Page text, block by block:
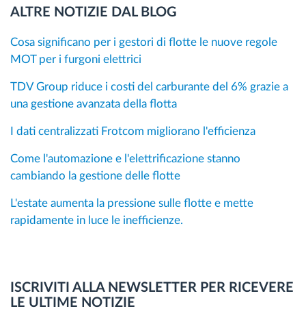
ALTRE NOTIZIE DAL BLOG
Cosa significano per i gestori di flotte le nuove regole
MOT per i furgoni elettrici
TDV Group riduce i costi del carburante del 6% grazie a
una gestione avanzata della flotta
I dati centralizzati Frotcom migliorano l'efficienza
Come l'automazione e l'elettrificazione stanno
cambiando la gestione delle flotte
L'estate aumenta la pressione sulle flotte e mette
rapidamente in luce le inefficienze.
ISCRIVITI ALLA NEWSLETTER PER RICEVERE
LE ULTIME NOTIZIE